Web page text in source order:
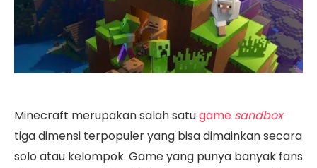
Minecraft merupakan salah satugame sandbox
tiga dimensi terpopuler yang bisa dimainkan secara
solo atau kelompok. Game yang punya banyak fans